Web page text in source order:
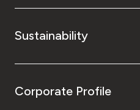
Sustainability
Corporate Profile